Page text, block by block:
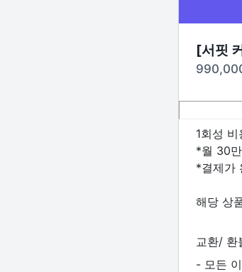
[서핏
1회성
*월 30
*결제가
해당 상
교환/ 환
- 모든